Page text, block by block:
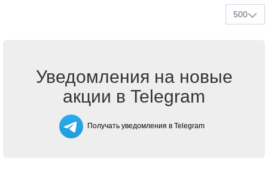
500
Уведомления на новые
акции в Telegram
Получать уведомления в Telegram